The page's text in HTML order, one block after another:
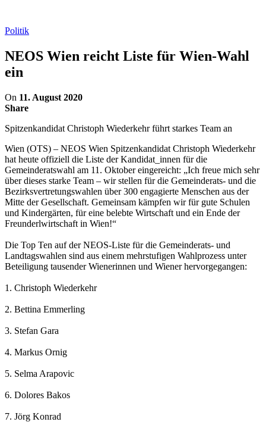
Politik
NEOS Wien reicht Liste für Wien-Wahl
ein
On 11. August 2020
Share
Spitzenkandidat Christoph Wiederkehr führt starkes Team an
Wien (OTS) – NEOS Wien Spitzenkandidat Christoph Wiederkehr
hat heute offiziell die Liste der Kandidat_innen für die
Gemeinderatswahl am 11. Oktober eingereicht: „Ich freue mich sehr
über dieses starke Team – wir stellen für die Gemeinderats- und die
Bezirksvertretungswahlen über 300 engagierte Menschen aus der
Mitte der Gesellschaft. Gemeinsam kämpfen wir für gute Schulen
und Kindergärten, für eine belebte Wirtschaft und ein Ende der
Freunderlwirtschaft in Wien!“
Die Top Ten auf der NEOS-Liste für die Gemeinderats- und
Landtagswahlen sind aus einem mehrstufigen Wahlprozess unter
Beteiligung tausender Wienerinnen und Wiener hervorgegangen:
1. Christoph Wiederkehr
2. Bettina Emmerling
3. Stefan Gara
4. Markus Ornig
5. Selma Arapovic
6. Dolores Bakos
7. Jörg Konrad